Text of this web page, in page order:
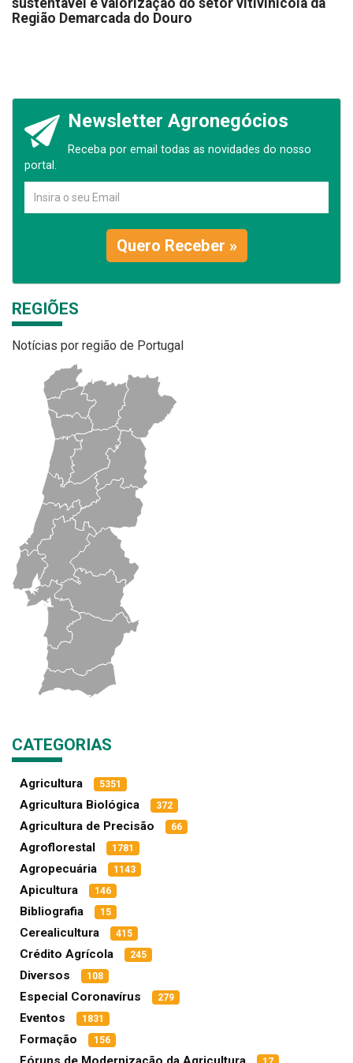
Região Demarcada do Douro
Newsletter Agronegócios
Receba por email todas as novidades do nosso
portal.
Quero Receber »
REGIÕES
Notícias por região de Portugal
CATEGORIAS
Agricultura 5351
Agricultura Biológica 372
Agricultura de Precisão 66
Agroflorestal 1781
Agropecuária 1143
Apicultura 146
Bibliografia 15
Cerealicultura 415
Crédito Agrícola 245
Diversos 108
Especial Coronavírus 279
Eventos 1831
Formação 156